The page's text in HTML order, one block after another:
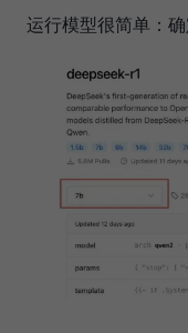
运行模型很简单：